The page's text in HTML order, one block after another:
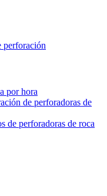
perforación
por hora
de perforadoras de
de perforadoras de roca